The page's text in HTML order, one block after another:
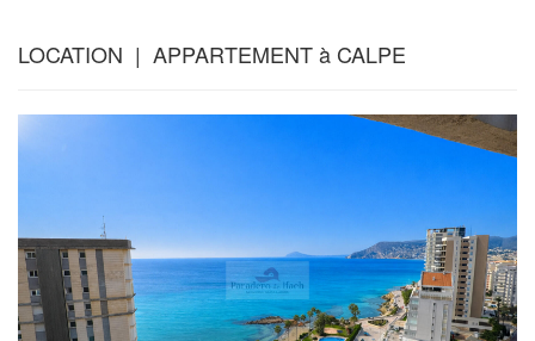
LOCATION | APPARTEMENT à CALPE